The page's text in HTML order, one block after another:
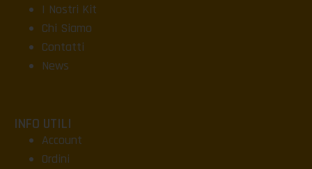
I Nostri Kit
Chi Siamo
Contatti
News
INFO UTILI
Account
Ordini